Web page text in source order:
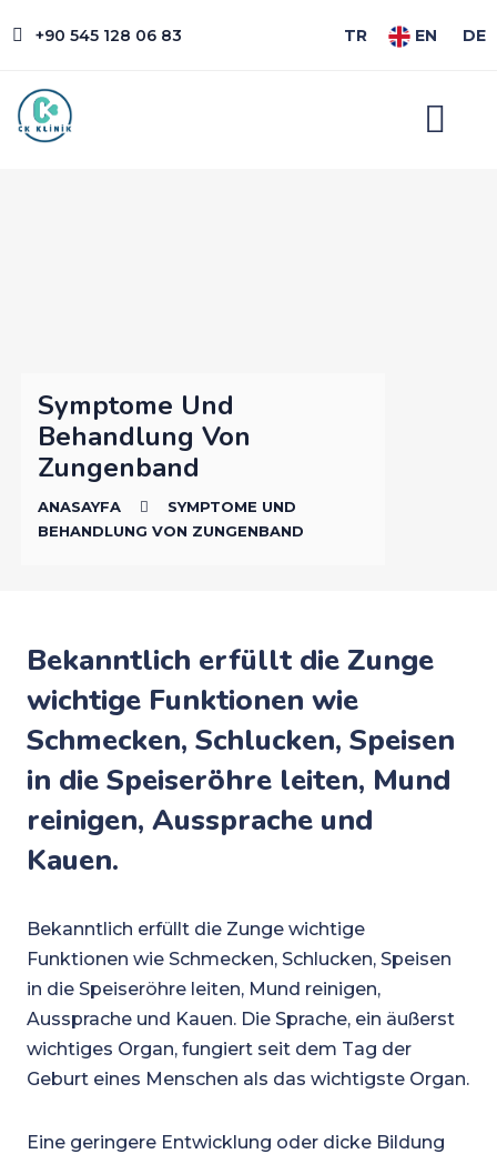
+90 545 128 06 83 TR EN DE
Symptome Und
Behandlung Von
Zungenband
ANASAYFA
SYMPTOME UND
BEHANDLUNG VON ZUNGENBAND
Bekanntlich erfüllt die Zunge
wichtige Funktionen wie
Schmecken, Schlucken, Speisen
in die Speiseröhre leiten, Mund
reinigen, Aussprache und
Kauen.
Bekanntlich erfüllt die Zunge wichtige
Funktionen wie Schmecken, Schlucken, Speisen
in die Speiseröhre leiten, Mund reinigen,
Aussprache und Kauen. Die Sprache, ein äußerst
wichtiges Organ, fungiert seit dem Tag der
Geburt eines Menschen als das wichtigste Organ.
Eine geringere Entwicklung oder dicke Bildung